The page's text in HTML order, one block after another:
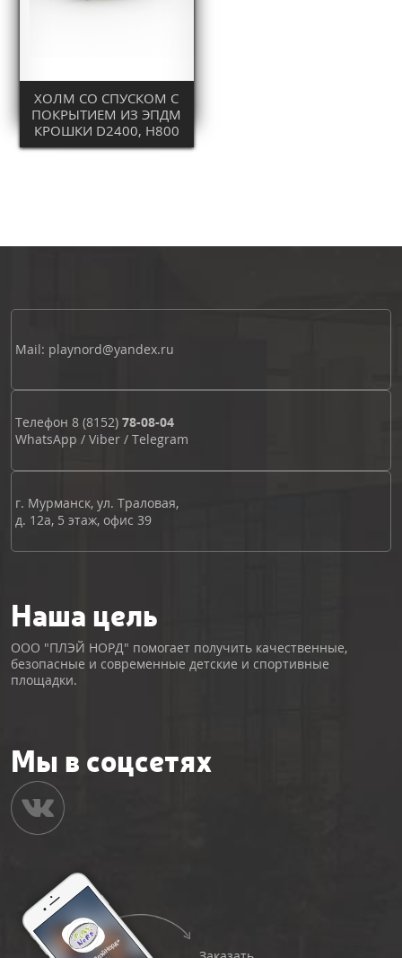
ХОЛМ СО СПУСКОМ С
ПОКРЫТИЕМ ИЗ ЭПДМ
КРОШКИ D2400, H800
Mail: playnord@yandex.ru
Телефон 8 (8152) 78-08-04
WhatsApp / Viber / Telegram
г. Мурманск, ул. Траловая,
д. 12а, 5 этаж, офис 39
Наша цель
ООО "ПЛЭЙ НОРД" помогает получить качественные,
безопасные и современные детские и спортивные
площадки.
Мы в соцсетях